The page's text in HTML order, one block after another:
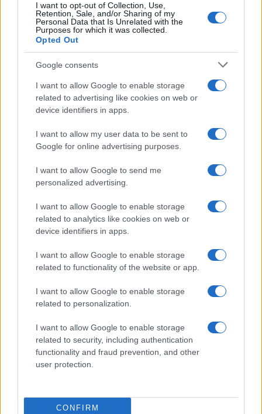
I want to opt-out of Collection, Use,
Retention, Sale, and/or Sharing of my
Personal Data that Is Unrelated with the
Purposes for which it was collected.
Opted Out
Google consents
I want to allow Google to enable storage
related to advertising like cookies on web or
device identifiers in apps.
I want to allow my user data to be sent to
Google for online advertising purposes.
I want to allow Google to send me
personalized advertising.
I want to allow Google to enable storage
related to analytics like cookies on web or
device identifiers in apps.
I want to allow Google to enable storage
related to functionality of the website or app.
I want to allow Google to enable storage
related to personalization.
I want to allow Google to enable storage
related to security, including authentication
functionality and fraud prevention, and other
user protection.
CONFIRM
Così come avviene ancora oggi per le
approvazioni delle delibere dei consigli di
amministrazione delle società. Nella Prima
Repubblica, ai tempi della carta carbone e del fax,
prima dell’avvento dell’email o di whatsapp, gli
uffici di Palazzo Chigi, se dovevano mandare
bozze in giro, usavano le piccole accortezze del
buon padre di famiglia: in primo luogo, mai carta
intestata né date, né tantomeno le premesse. Solo
gli articolati senza elencazione e per ogni
destinatario una parola, una sola parola, diversa
#CASALINO #COMUNICAZIONE
Pagina PAGINA
14
Leggi i commenti
Vignetta del 07/08/2026